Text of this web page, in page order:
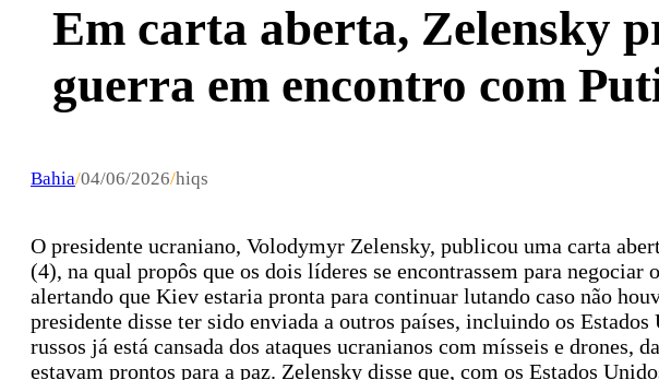
Em carta aberta, Zelensky
guerra em encontro com
Bahia/04/06/2026/hiqs
O presidente ucraniano, Volodymyr Zelensky, publicou uma carta
(4), na qual propôs que os dois líderes se encontrassem para negociar
alertando que Kiev estaria pronta para continuar lutando caso não
presidente disse ter sido enviada a outros países, incluindo os
russos já está cansada dos ataques ucranianos com mísseis e drones,
estavam prontos para a paz. Zelensky disse que, com os Estados